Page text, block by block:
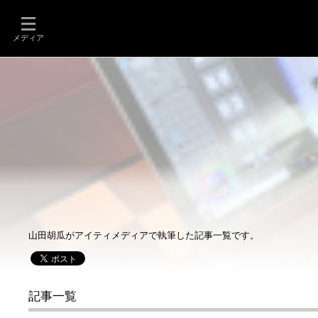
メディア
山田胡瓜がアイティメディアで執筆した記事一覧です。
記事一覧